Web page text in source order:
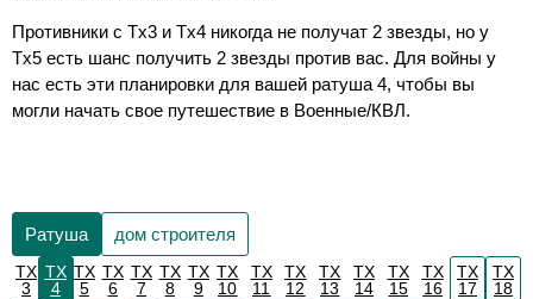
Противники с Tx3 и Tx4 никогда не получат 2 звезды, но у
Tx5 есть шанс получить 2 звезды против вас. Для войны у
нас есть эти планировки для вашей ратуша 4, чтобы вы
могли начать свое путешествие в Военные/КВЛ.
Ратуша дом строителя
TX
3
TX
4
TX
5
TX
6
TX
7
TX
8
TX
9
TX
10
TX
11
TX
12
TX
13
TX
14
TX
15
TX
16
TX
17
TX
18